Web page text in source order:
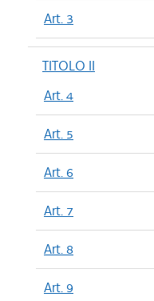
Art. 3
TITOLO II
Art. 4
Art. 5
Art. 6
Art. 7
Art. 8
Art. 9